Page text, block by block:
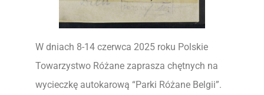
W dniach 8-14 czerwca 2025 roku Polskie
Towarzystwo Różane zaprasza chętnych na
wycieczkę autokarową “Parki Różane Belgii”.